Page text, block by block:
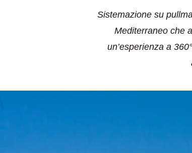
Sistemazione su
Mediterraneo che
un’esperienza a